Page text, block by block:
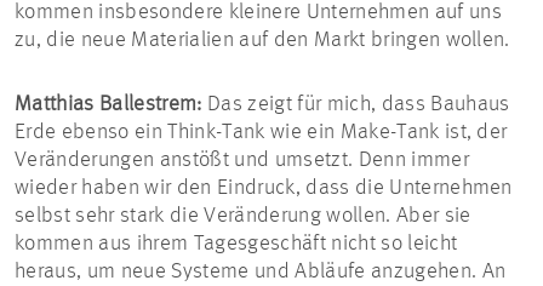
kommen insbesondere kleinere Unternehmen auf uns
zu, die neue Materialien auf den Markt bringen wollen.
Matthias Ballestrem: Das zeigt für mich, dass Bauhaus
Erde ebenso ein Think-Tank wie ein Make-Tank ist, der
Veränderungen anstößt und umsetzt. Denn immer
wieder haben wir den Eindruck, dass die Unternehmen
selbst sehr stark die Veränderung wollen. Aber sie
kommen aus ihrem Tagesgeschäft nicht so leicht
heraus, um neue Systeme und Abläufe anzugehen. An